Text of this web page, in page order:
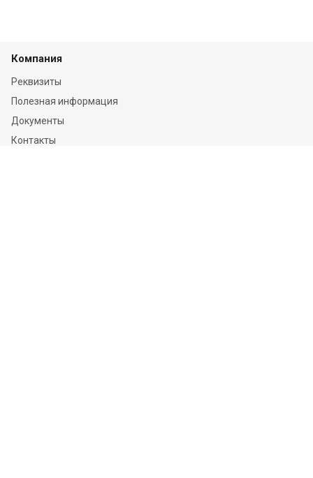
Компания
Реквизиты
Полезная информация
Документы
Контакты